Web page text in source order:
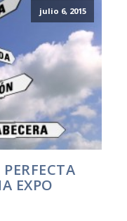
julio 6, 2015
EXPO